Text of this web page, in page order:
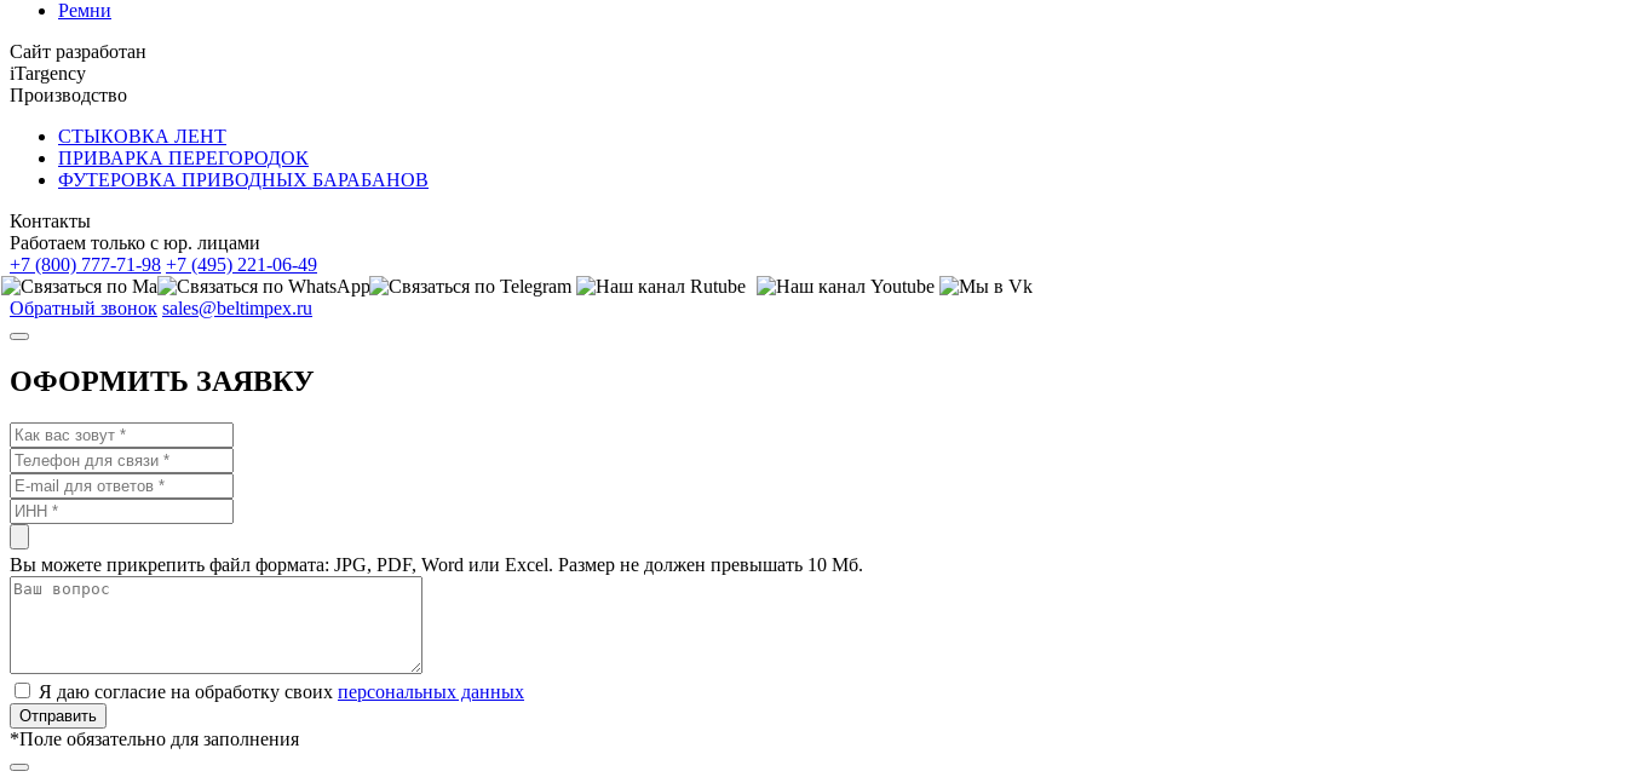
Ремни
Сайт разработан
iTargency
Производство
СТЫКОВКА ЛЕНТ
ПРИВАРКА ПЕРЕГОРОДОК
ФУТЕРОВКА ПРИВОДНЫХ БАРАБАНОВ
Контакты
Работаем только с юр. лицами
+7 (800) 777-71-98 +7 (495) 221-06-49
Обратный звонок sales@beltimpex.ru
ОФОРМИТЬ ЗАЯВКУ
Вы можете прикрепить файл формата: JPG, PDF, Word или Excel. Размер не должен превышать 10 Мб.
Я даю согласие на обработку своих персональных данных
*Поле обязательно для заполнения